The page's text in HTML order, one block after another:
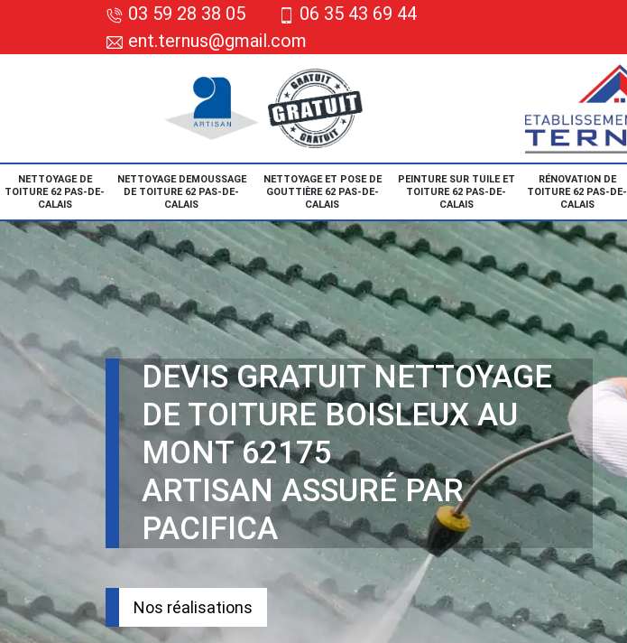
03 59 28 38 05
06 35 43 69 44
ent.ternus@gmail.com
NETTOYAGE DE
TOITURE 62 PAS-DE-
CALAIS
NETTOYAGE DEMOUSSAGE
DE TOITURE 62 PAS-DE-
CALAIS
NETTOYAGE ET POSE DE
GOUTTIÈRE 62 PAS-DE-
CALAIS
PEINTURE SUR TUILE ET
TOITURE 62 PAS-DE-
CALAIS
RÉNOVATION DE
TOITURE 62 PAS-DE-
CALAIS
DEVIS GRATUIT NETTOYAGE
DE TOITURE BOISLEUX AU
MONT 62175
ARTISAN ASSURÉ PAR
PACIFICA
Nos réalisations